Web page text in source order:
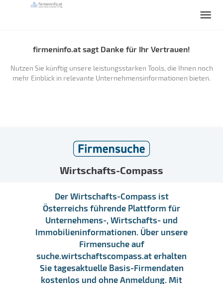
firmeninfo.at sagt Danke für Ihr Vertrauen!
Nutzen Sie künftig unsere leistungsstarken Tools, die Ihnen noch
mehr Einblick in relevante Unternehmensinformationen bieten.
Wirtschafts-Compass
Der Wirtschafts-Compass ist
Österreichs führende Plattform für
Unternehmens-, Wirtschafts- und
Immobilieninformationen. Über unsere
Firmensuche auf
suche.wirtschaftscompass.at erhalten
Sie tagesaktuelle Basis-Firmendaten
kostenlos und ohne Anmeldung. Mit